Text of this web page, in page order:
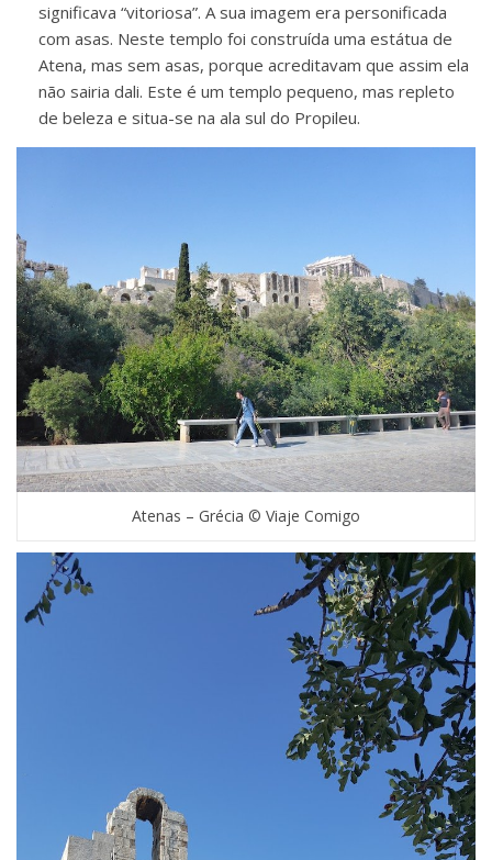
significava “vitoriosa”. A sua imagem era personificada
com asas. Neste templo foi construída uma estátua de
Atena, mas sem asas, porque acreditavam que assim ela
não sairia dali. Este é um templo pequeno, mas repleto
de beleza e situa-se na ala sul do Propileu.
Atenas – Grécia © Viaje Comigo